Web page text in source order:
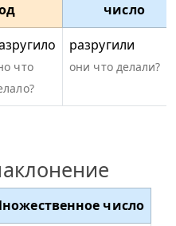
число
что
разругили
они что делали?
число